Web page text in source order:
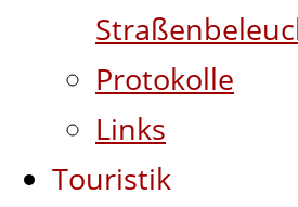
Protokolle
Links
Touristik